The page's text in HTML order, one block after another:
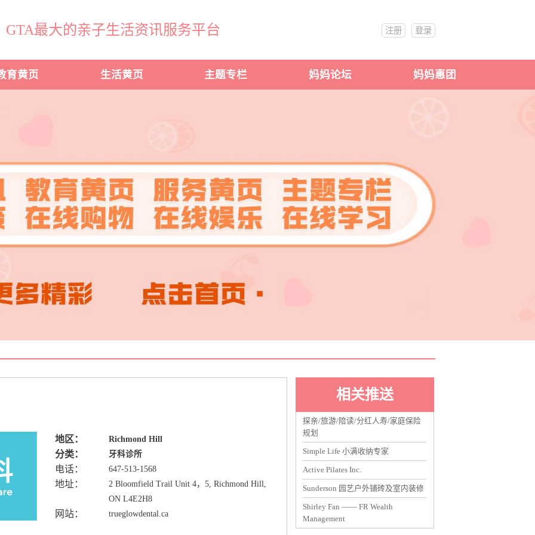
GTA最大的亲子生活资讯服务平台 注册 登录
育黄页 生活黄页 主题专栏 妈妈论坛 妈妈惠团
地区： Richmond Hill
分类： 牙科诊所
电话： 647-513-1568
地址：
2 Bloomfield Trail Unit 4，5, Richmond Hill,
ON L4E2H8
网站： trueglowdental.ca
相关推送
探亲/旅游/陪读/分红人寿/家庭保险
规划
Simple Life 小满收纳专家
Active Pilates Inc.
Sunderson 园艺户外铺砖及室内装修
Shirley Fan —— FR Wealth
Management